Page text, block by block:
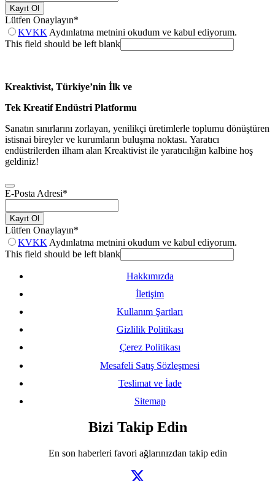
Kayıt Ol
Lütfen Onaylayın*
KVKK Aydınlatma metnini okudum ve kabul ediyorum.
This field should be left blank
Kreaktivist, Türkiye’nin İlk ve
Tek Kreatif Endüstri Platformu
Sanatın sınırlarını zorlayan, yenilikçi üretimlerle toplumu dönüştüren
istisnai bireyler ve kurumların buluşma noktası. Yaratıcı
endüstrilerden ilham alan Kreaktivist ile yaratıcılığın kalbine hoş
geldiniz!
E-Posta Adresi*
Kayıt Ol
Lütfen Onaylayın*
KVKK Aydınlatma metnini okudum ve kabul ediyorum.
This field should be left blank
Hakkımızda
İletişim
Kullanım Şartları
Gizlilik Politikası
Çerez Politikası
Mesafeli Satış Sözleşmesi
Teslimat ve İade
Sitemap
Bizi Takip Edin
En son haberleri favori ağlarınızdan takip edin